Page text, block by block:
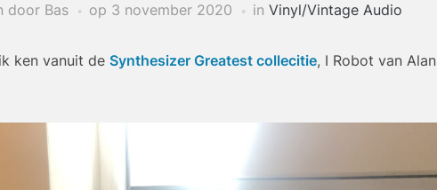
door Bas op 3 november 2020 in Vinyl/Vintage Audio
ken vanuit de Synthesizer Greatest collecitie, I Robot van Alan